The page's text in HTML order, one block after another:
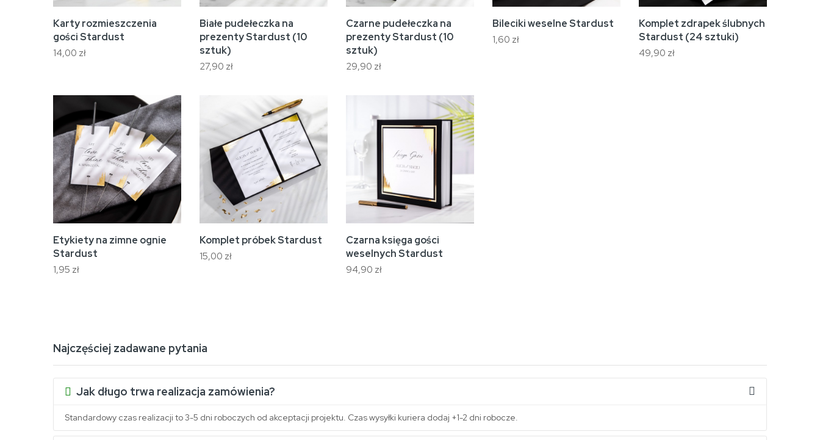
Karty rozmieszczenia
gości Stardust
14,00 zł
Białe pudełeczka na
prezenty Stardust (10
sztuk)
27,90 zł
Czarne pudełeczka na
prezenty Stardust (10
sztuk)
29,90 zł
Bileciki weselne Stardust
1,60 zł
Komplet zdrapek ślubnych
Stardust (24 sztuki)
49,90 zł
Etykiety na zimne ognie
Stardust
1,95 zł
Komplet próbek Stardust
15,00 zł
Czarna księga gości
weselnych Stardust
94,90 zł
Najczęściej zadawane pytania
Jak długo trwa realizacja zamówienia?
Standardowy czas realizacji to 3-5 dni roboczych od akceptacji projektu. Czas wysyłki kuriera dodaj +1-2 dni robocze.